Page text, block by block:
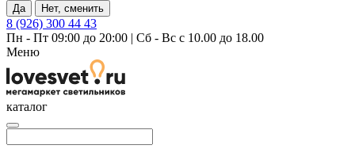
Да Нет, сменить
8 (926) 300 44 43
Пн - Пт 09:00 до 20:00 | Сб - Вс с 10.00 до 18.00
Меню
каталог